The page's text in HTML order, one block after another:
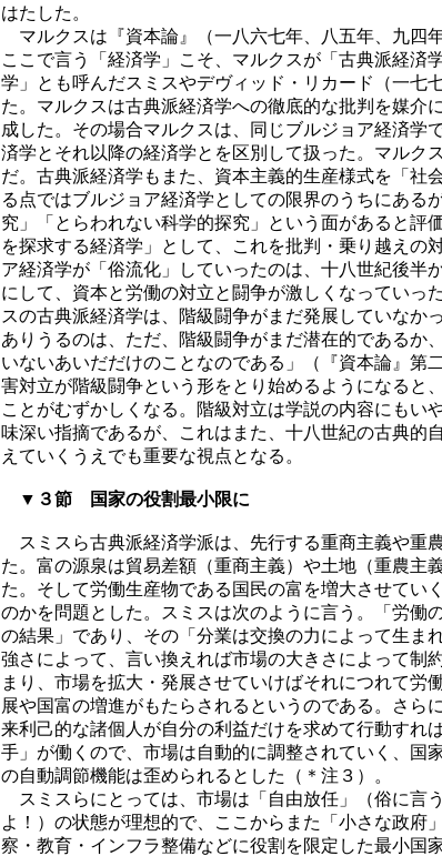
はたした。
マルクスは『資本論』（一八六七年、八五年、九四
ここで言う「経済学」こそ、マルクスが「古典派経済
学」とも呼んだスミスやデヴィッド・リカード（一七
た。マルクスは古典派経済学への徹底的な批判を媒介
成した。その場合マルクスは、同じブルジョア経済学
済学とそれ以降の経済学とを区別して扱った。マルク
だ。古典派経済学もまた、資本主義的生産様式を「社
る点ではブルジョア経済学としての限界のうちにある
究」「とらわれない科学的探究」という面があると評
を探求する経済学」として、これを批判・乗り越えの
ア経済学が「俗流化」していったのは、十八世紀後半
にして、資本と労働の対立と闘争が激しくなっていっ
スの古典派経済学は、階級闘争がまだ発展していなか
ありうるのは、ただ、階級闘争がまだ潜在的であるか
いないあいだだけのことなのである」（『資本論』第
害対立が階級闘争という形をとり始めるようになると
ことがむずかしくなる。階級対立は学説の内容にもい
味深い指摘であるが、これはまた、十八世紀の古典的
えていくうえでも重要な視点となる。
▼３節 国家の役割最小限に
スミスら古典派経済学派は、先行する重商主義や重
た。富の源泉は貿易差額（重商主義）や土地（重農主
た。そして労働生産物である国民の富を増大させてい
のかを問題とした。スミスは次のように言う。「労働
の結果」であり、その「分業は交換の力によって生ま
強さによって、言い換えれば市場の大きさによって制
まり、市場を拡大・発展させていけばそれにつれて労
展や国富の増進がもたらされるというのである。さら
来利己的な諸個人が自分の利益だけを求めて行動すれ
手」が働くので、市場は自動的に調整されていく、国
の自動調節機能は歪められるとした（＊注３）。
スミスらにとっては、市場は「自由放任」（俗に言
よ！）の状態が理想的で、ここからまた「小さな政府
察・教育・インフラ整備などに役割を限定した最小国